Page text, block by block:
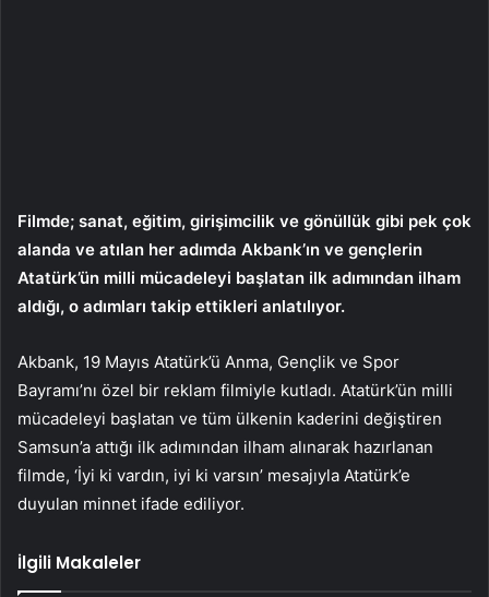
Filmde; sanat, eğitim, girişimcilik ve gönüllük gibi pek çok
alanda ve atılan her adımda Akbank’ın ve gençlerin
Atatürk’ün milli mücadeleyi başlatan ilk adımından ilham
aldığı, o adımları takip ettikleri anlatılıyor.
Akbank, 19 Mayıs Atatürk’ü Anma, Gençlik ve Spor
Bayramı’nı özel bir reklam filmiyle kutladı. Atatürk’ün milli
mücadeleyi başlatan ve tüm ülkenin kaderini değiştiren
Samsun’a attığı ilk adımından ilham alınarak hazırlanan
filmde, ‘İyi ki vardın, iyi ki varsın’ mesajıyla Atatürk’e
duyulan minnet ifade ediliyor.
İlgili Makaleler